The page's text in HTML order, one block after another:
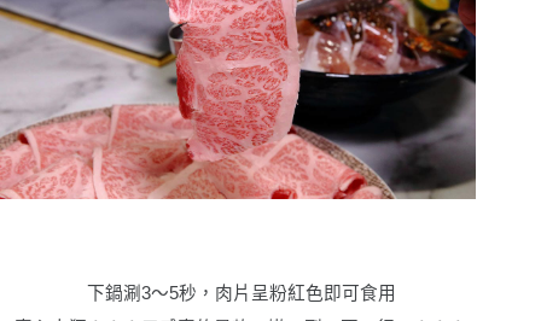
下鍋涮3～5秒，肉片呈粉紅色即可食用